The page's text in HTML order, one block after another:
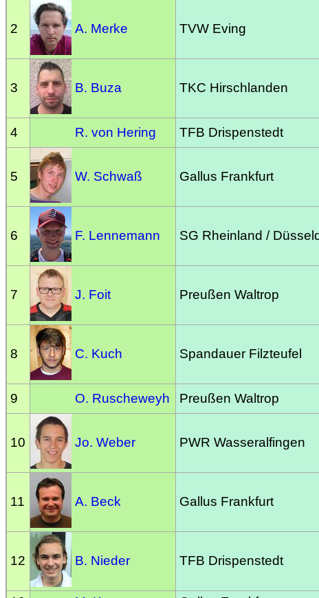
2 A. Merke TVW Eving
3 B. Buza TKC Hirschlanden
4 R. von Hering TFB Drispenstedt
5 W. Schwaß Gallus Frankfurt
6 F. Lennemann SG Rheinland /
7 J. Foit Preußen Waltrop
8 C. Kuch Spandauer Filzteufel
9 O. Ruscheweyh Preußen Waltrop
10 Jo. Weber PWR Wasseralfingen
11 A. Beck Gallus Frankfurt
12 B. Nieder TFB Drispenstedt